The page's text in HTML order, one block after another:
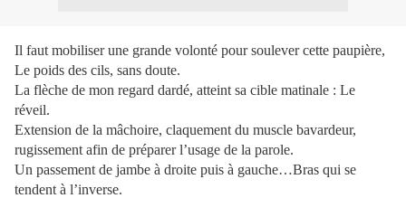
Il faut mobiliser une grande volonté pour soulever cette paupière,
Le poids des cils, sans doute.
La flèche de mon regard dardé, atteint sa cible matinale : Le
réveil.
Extension de la mâchoire, claquement du muscle bavardeur,
rugissement afin de préparer l’usage de la parole.
Un passement de jambe à droite puis à gauche…Bras qui se
tendent à l’inverse.